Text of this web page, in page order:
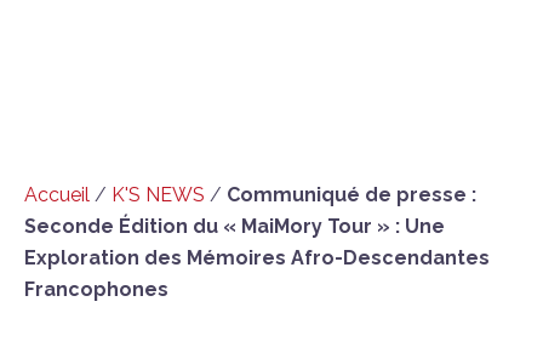
Accueil / K'S NEWS / Communiqué de presse :
Seconde Édition du « MaiMory Tour » : Une
Exploration des Mémoires Afro-Descendantes
Francophones